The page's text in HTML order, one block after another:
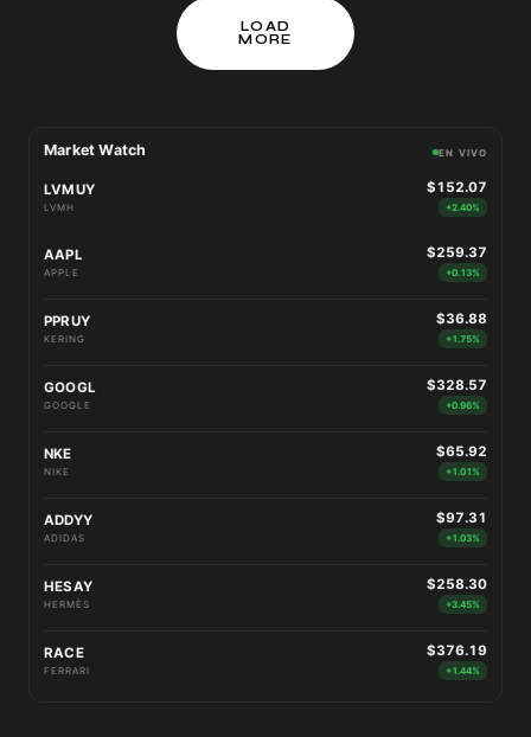
LOAD
MORE
Market Watch EN VIVO
LVMUY
LVMH
$152.07
+2.40%
AAPL
APPLE
$259.37
+0.13%
PPRUY
KERING
$36.88
+1.75%
GOOGL
GOOGLE
$328.57
+0.96%
NKE
NIKE
$65.92
+1.01%
ADDYY
ADIDAS
$97.31
+1.03%
HESAY
HERMÈS
$258.30
+3.45%
RACE
FERRARI
$376.19
+1.44%